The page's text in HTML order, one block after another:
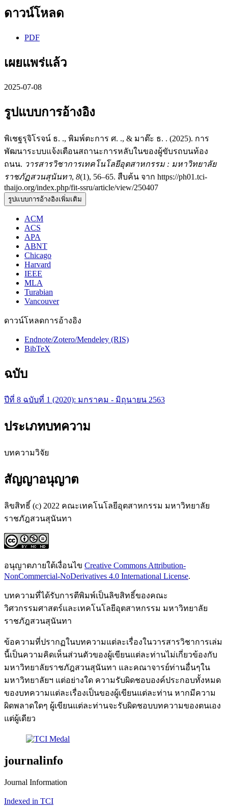
ดาวน์โหลด
PDF
เผยแพร่แล้ว
2025-07-08
รูปแบบการอ้างอิง
พิเชฐรุจิโรจน์ ธ. ., พิมพ์ตะการ ศ. ., & มาต๊ะ ธ. . (2025). การ
พัฒนาระบบแจ้งเตือนสถานะการหลับในของผู้ขับรถบนท้อง
ถนน. วารสารวิชาการเทคโนโลยีอุตสาหกรรม : มหาวิทยาลัย
ราชภัฏสวนสุนันทา, 8(1), 56–65. สืบค้น จาก https://ph01.tci-
thaijo.org/index.php/fit-ssru/article/view/250407
รูปแบบการอ้างอิงเพิ่มเติม
ACM
ACS
APA
ABNT
Chicago
Harvard
IEEE
MLA
Turabian
Vancouver
ดาวน์โหลดการอ้างอิง
Endnote/Zotero/Mendeley (RIS)
BibTeX
ฉบับ
ปีที่ 8 ฉบับที่ 1 (2020): มกราคม - มิถุนายน 2563
ประเภทบทความ
บทความวิจัย
สัญญาอนุญาต
ลิขสิทธิ์ (c) 2022 คณะเทคโนโลยีอุตสาหกรรม มหาวิทยาลัย
ราชภัฎสวนสุนันทา
อนุญาตภายใต้เงื่อนไข Creative Commons Attribution-
NonCommercial-NoDerivatives 4.0 International License.
บทความที่ได้รับการตีพิมพ์เป็นลิขสิทธิ์ของคณะ
วิศวกรรมศาสตร์และเทคโนโลยีอุตสาหกรรม มหาวิทยาลัย
ราชภัฎสวนสุนันทา
ข้อความที่ปรากฏในบทความแต่ละเรื่องในวารสารวิชาการเล่ม
นี้เป็นความคิดเห็นส่วนตัวของผู้เขียนแต่ละท่านไม่เกี่ยวข้องกับ
มหาวิทยาลัยราชภัฎสวนสุนันทา และคณาจารย์ท่านอื่นๆใน
มหาวิทยาลัยฯ แต่อย่างใด ความรับผิดชอบองค์ประกอบทั้งหมด
ของบทความแต่ละเรื่องเป็นของผู้เขียนแต่ละท่าน หากมีความ
ผิดพลาดใดๆ ผู้เขียนแต่ละท่านจะรับผิดชอบบทความของตนเอง
แต่ผู้เดียว
journalinfo
Journal Information
Indexed in TCI